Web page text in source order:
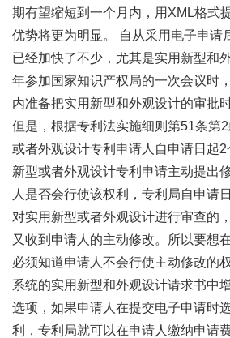
期有望缩短到一个月内，用XML格式
优势将更为明显。 自从采用电子申请
已经加快了不少，尤其是实用新型和
年参加国家知识产权局的一次会议时
内准备把实用新型和外观设计的审批
但是，根据专利法实施细则第51条第
或者外观设计专利申请人自申请日起2
新型或者外观设计专利申请主动提出
人是否会行使该权利，专利局自申请
对实用新型或者外观设计进行审查的
又收到申请人的主动修改。所以要想
必须知道申请人不会行使主动修改的
系统的实用新型和外观设计请求书中
选项，如果申请人在提交电子申请时
利，专利局就可以在申请人缴纳申请